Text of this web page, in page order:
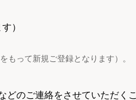
）
って新規ご登録となります）。
どのご連絡をさせていただくこ